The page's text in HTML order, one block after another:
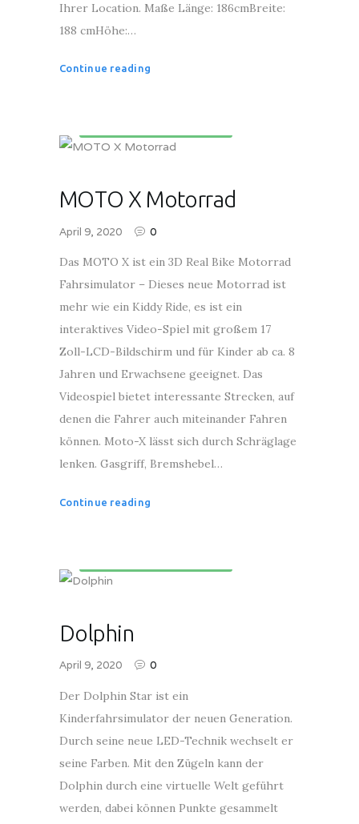
Ihrer Location. Maße Länge: 186cmBreite:
188 cmHöhe:…
Continue reading
MOTO X Motorrad
April 9, 2020 0
Das MOTO X ist ein 3D Real Bike Motorrad
Fahrsimulator – Dieses neue Motorrad ist
mehr wie ein Kiddy Ride, es ist ein
interaktives Video-Spiel mit großem 17
Zoll-LCD-Bildschirm und für Kinder ab ca. 8
Jahren und Erwachsene geeignet. Das
Videospiel bietet interessante Strecken, auf
denen die Fahrer auch miteinander Fahren
können. Moto-X lässt sich durch Schräglage
lenken. Gasgriff, Bremshebel…
Continue reading
Dolphin
April 9, 2020 0
Der Dolphin Star ist ein
Kinderfahrsimulator der neuen Generation.
Durch seine neue LED-Technik wechselt er
seine Farben. Mit den Zügeln kann der
Dolphin durch eine virtuelle Welt geführt
werden, dabei können Punkte gesammelt